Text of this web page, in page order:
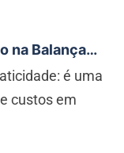
na Balança…
é uma
custos em